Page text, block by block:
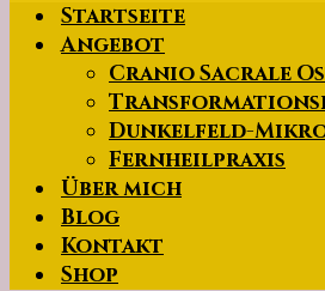
Startseite
Angebot
Cranio Sacrale
Dunkelfeld-
Fernheilpraxis
Über mich
Blog
Kontakt
Shop